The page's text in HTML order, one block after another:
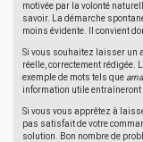
motivée par la volonté
savoir. La démarche
moins évidente. Il convient
Si vous souhaitez laisser un
réelle, correctement
exemple de mots tels que
information utile entraîneront
Si vous vous apprêtez à
pas satisfait de votre
solution. Bon nombre de